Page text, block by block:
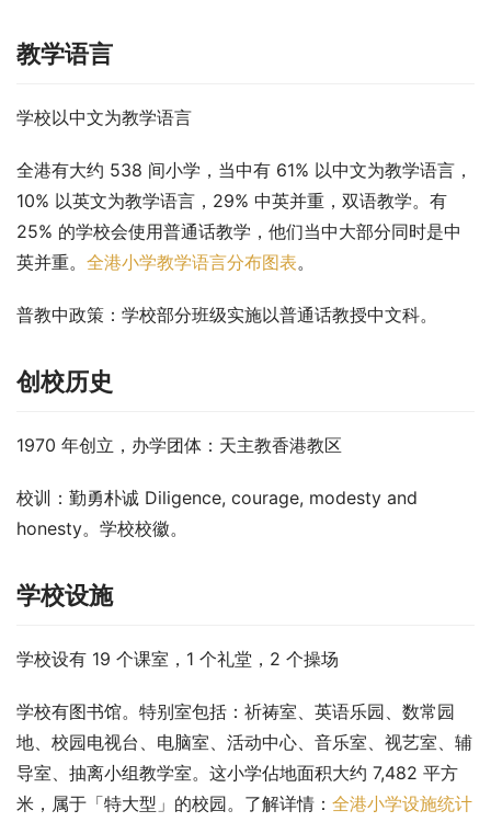
教学语言
学校以中文为教学语言
全港有大约 538 间小学，当中有 61% 以中文为教学语言，
10% 以英文为教学语言，29% 中英并重，双语教学。有
25% 的学校会使用普通话教学，他们当中大部分同时是中
英并重。 全港小学教学语言分布图表。
普教中政策 ：学校部分班级实施以普通话教授中文科。
创校历史
1970 年创立，办学团体：天主教香港教区
校训：勤勇朴诚 Diligence, courage, modesty and
honesty。学校校徽。
学校设施
学校设有 19 个课室，1 个礼堂，2 个操场
学校有图书馆。特别室包括：祈祷室、英语乐园、数常园
地、校园电视台、电脑室、活动中心、音乐室、视艺室、辅
导室、抽离小组教学室。这小学佔地面积大约 7,482 平方
米，属于「特大型」的校园。了解详情： 全港小学设施统计